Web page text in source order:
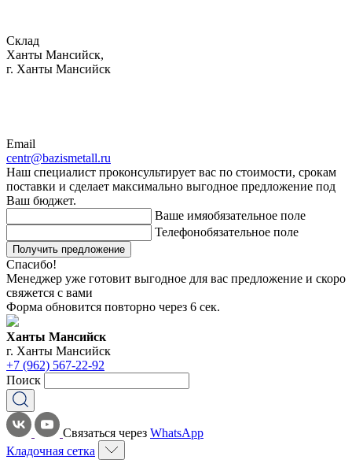
Склад
Ханты Мансийск,
г. Ханты Мансийск
Email
centr@bazismetall.ru
Наш специалист проконсультирует вас по стоимости, срокам
поставки и сделает максимально выгодное предложение под
Ваш бюджет.
Ваше имяобязательное поле
Телефонобязательное поле
Получить предложение
Спасибо!
Менеджер уже готовит выгодное для вас предложение и скоро
свяжется с вами
Форма обновится повторно через 6 сек.
Ханты Мансийск
г. Ханты Мансийск
+7 (962) 567-22-92
Поиск
Связаться через WhatsApp
Кладочная сетка